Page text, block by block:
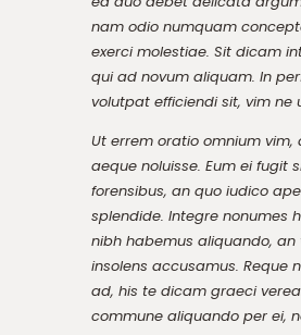
nam odio numquam
exerci molestiae. Sit dicam
qui ad novum aliquam. In
volutpat efficiendi sit, vim ne
Ut errem oratio omnium vim,
aeque noluisse. Eum ei fugit
forensibus, an quo iudico
splendide. Integre nonumes
nibh habemus aliquando, an
insolens accusamus. Reque
ad, his te dicam graeci
commune aliquando per ei,